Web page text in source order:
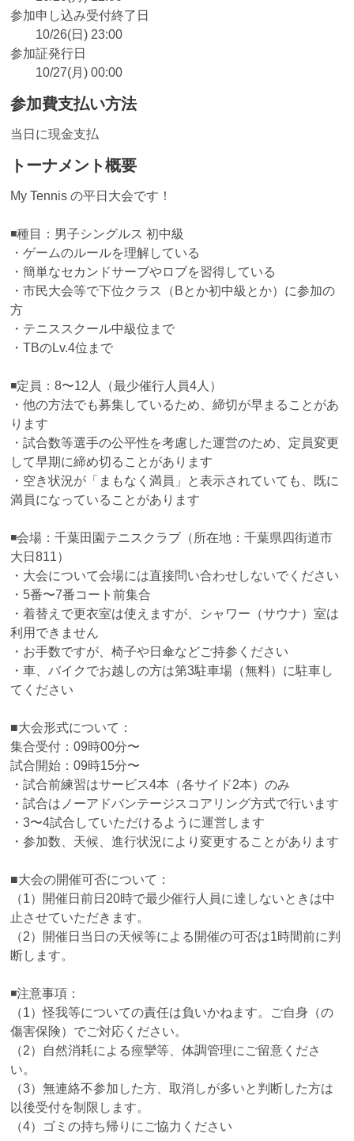
参加申し込み受付終了日
10/26(日) 23:00
参加証発行日
10/27(月) 00:00
参加費支払い方法
当日に現金支払
トーナメント概要
My Tennis の平日大会です！
◾️種目：男子シングルス 初中級
・ゲームのルールを理解している
・簡単なセカンドサーブやロブを習得している
・市民大会等で下位クラス（Bとか初中級とか）に参加の
方
・テニススクール中級位まで
・TBのLv.4位まで
◾️定員：8〜12人（最少催行人員4人）
・他の方法でも募集しているため、締切が早まることがあ
ります
・試合数等選手の公平性を考慮した運営のため、定員変更
して早期に締め切ることがあります
・空き状況が「まもなく満員」と表示されていても、既に
満員になっていることがあります
◾️会場：千葉田園テニスクラブ（所在地：千葉県四街道市
大日811）
・大会について会場には直接問い合わせしないでください
・5番〜7番コート前集合
・着替えで更衣室は使えますが、シャワー（サウナ）室は
利用できません
・お手数ですが、椅子や日傘などご持参ください
・車、バイクでお越しの方は第3駐車場（無料）に駐車し
てください
■大会形式について：
集合受付：09時00分〜
試合開始：09時15分〜
・試合前練習はサービス4本（各サイド2本）のみ
・試合はノーアドバンテージスコアリング方式で行います
・3〜4試合していただけるように運営します
・参加数、天候、進行状況により変更することがあります
■大会の開催可否について：
（1）開催日前日20時で最少催行人員に達しないときは中
止させていただきます。
（2）開催日当日の天候等による開催の可否は1時間前に判
断します。
◾️注意事項：
（1）怪我等についての責任は負いかねます。ご自身（の
傷害保険）でご対応ください。
（2）自然消耗による痙攣等、体調管理にご留意くださ
い。
（3）無連絡不参加した方、取消しが多いと判断した方は
以後受付を制限します。
（4）ゴミの持ち帰りにご協力ください